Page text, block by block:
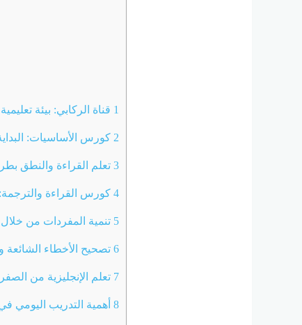
1 قناة الركابي: بيئة
2 كورس الأساسيات:
3تعلم القراءة والنطق
4كورس القراءة والترجمة:
5 تنمية المفردات من
6تصحيح الأخطاء الشائعة
7 تعلم الإنجليزية من
8أهمية التدريب اليومي